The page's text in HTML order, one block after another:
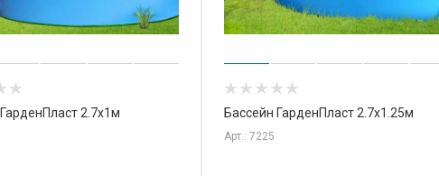
2.7х1м Бассейн ГарденПласт 2.7х1.25м
Арт.: 7225